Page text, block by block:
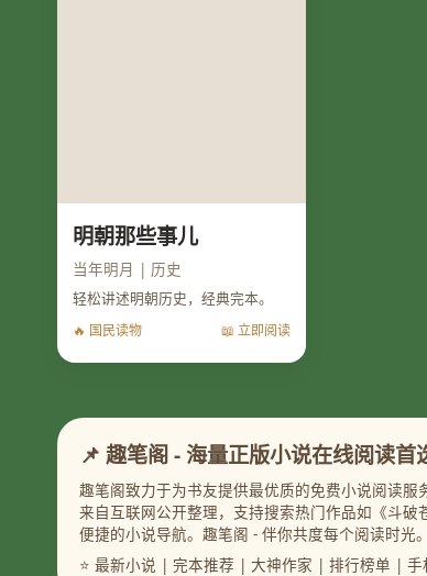
明朝那些事儿
当年明月 | 历史
轻松讲述明朝历史，经典完本。
🔥 国民读物 📖 立即阅读
📌 趣笔阁 - 海量正版小说在线阅读首
趣笔阁致力于为书友提供最优质的免费小说阅读
来自互联网公开整理，支持搜索热门作品如《斗
便捷的小说导航。趣笔阁 - 伴你共度每个阅读时光。
⭐ 最新小说 | 完本推荐 | 大神作家 | 排行榜单 | 手